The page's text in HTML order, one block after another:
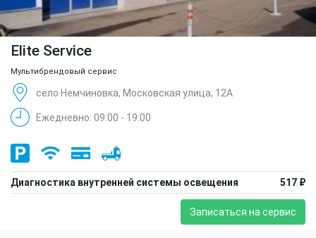
Elite Service
Мультибрендовый сервис
село Немчиновка, Московская улица, 12А
Ежедневно: 09:00 - 19:00
Диагностика внутренней системы освещения 517 ₽
Записаться на сервис